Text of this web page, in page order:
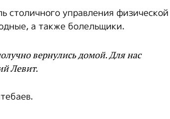
столичного управления физической
а также болельщики.
вернулись домой. Для нас
Левит.